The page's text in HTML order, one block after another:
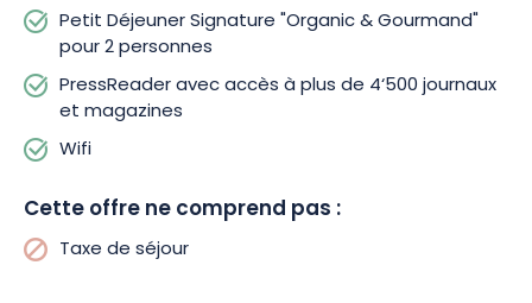
Petit Déjeuner Signature "Organic & Gourmand"
pour 2 personnes
PressReader avec accès à plus de 4‘500 journaux
et magazines
Wifi
Cette offre ne comprend pas :
Taxe de séjour